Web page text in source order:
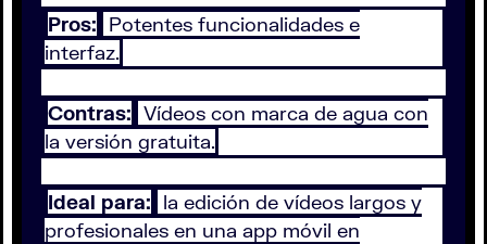
Pros: Potentes funcionalidades e
interfaz.
Contras: Vídeos con marca de agua con
la versión gratuita.
Ideal para: la edición de vídeos largos y
profesionales en una app móvil en